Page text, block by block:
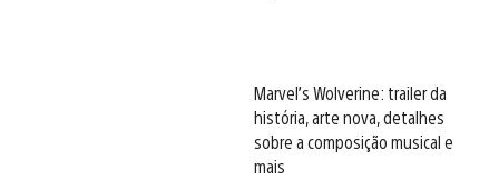
Marvel’s Wolverine: trailer da
história, arte nova, detalhes
sobre a composição musical e
mais